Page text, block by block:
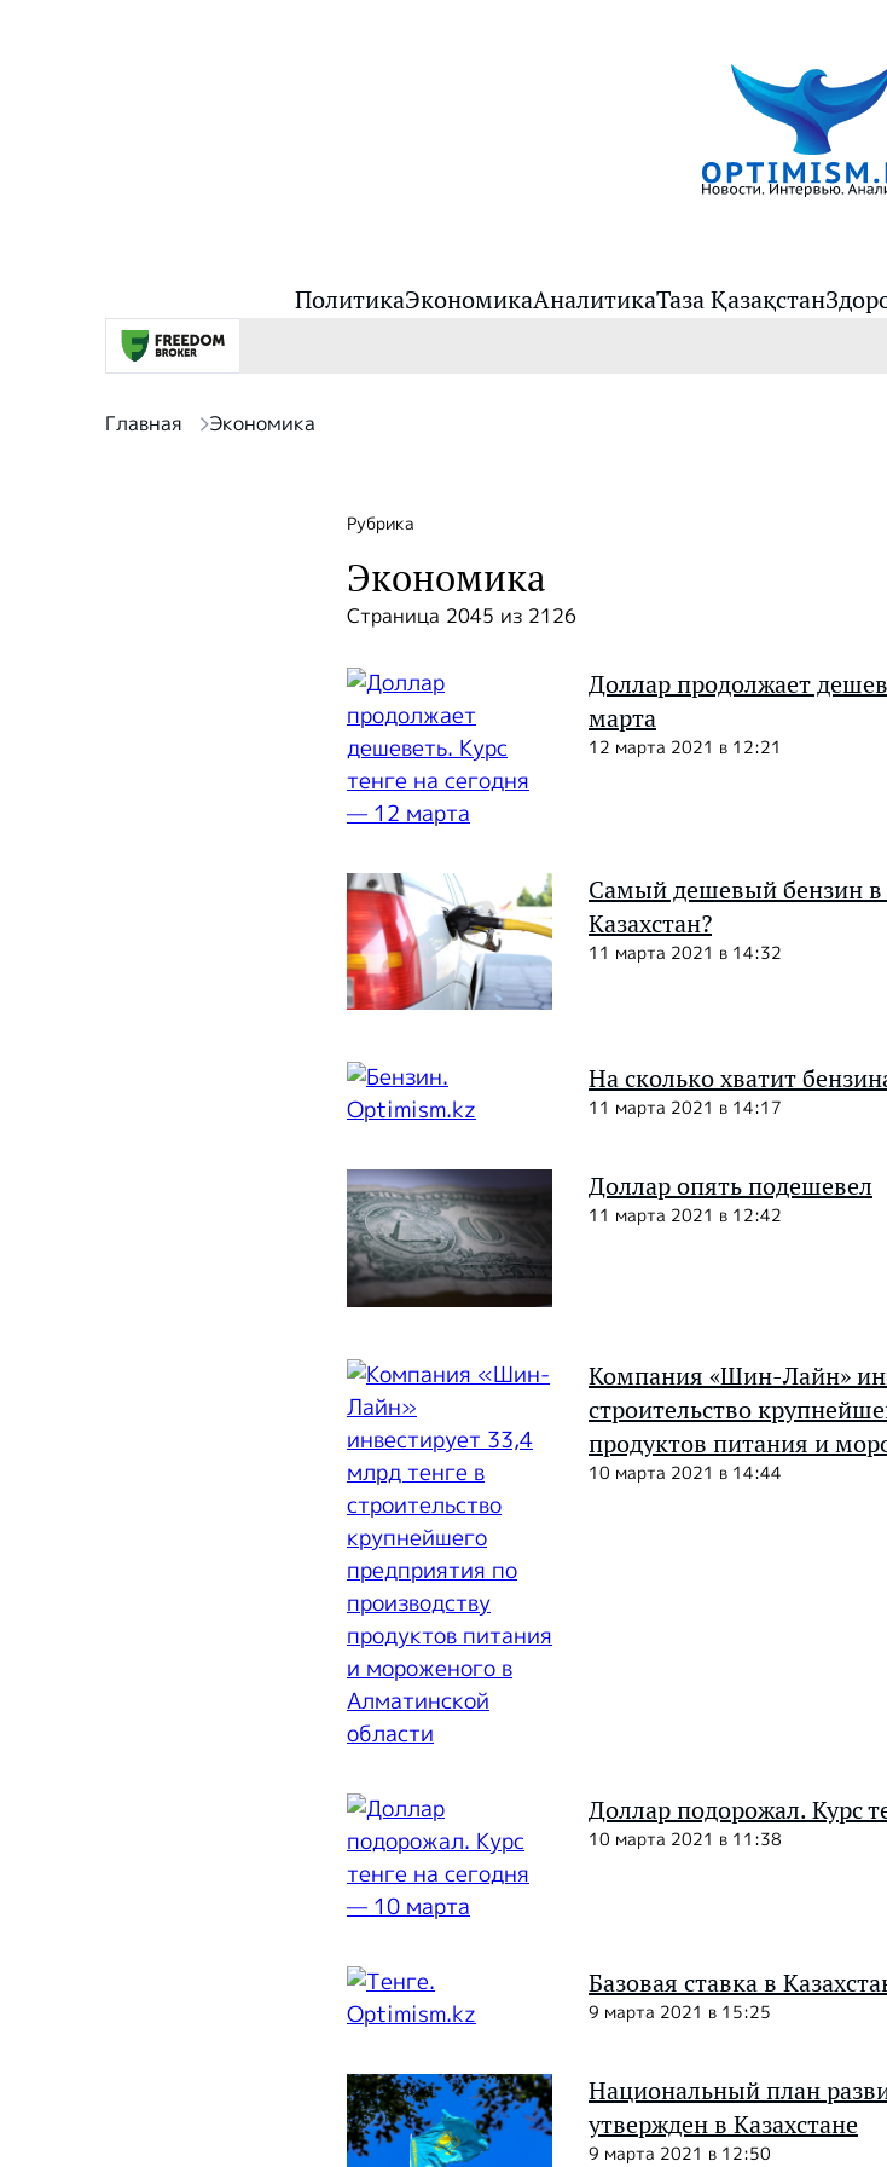
ПолитикаЭкономикаАналитикаТаза Қазақстан
Главная Экономика
Рубрика
Экономика
Страница 2045 из 2126
Доллар продолжает
марта
12 марта 2021 в 12:21
Самый дешевый бензин в
Казахстан?
11 марта 2021 в 14:32
На сколько хватит
11 марта 2021 в 14:17
Доллар опять подешевел
11 марта 2021 в 12:42
Компания «Шин-Лайн»
строительство
продуктов питания и
10 марта 2021 в 14:44
Доллар подорожал. Курс
10 марта 2021 в 11:38
Базовая ставка в
9 марта 2021 в 15:25
Национальный план
утвержден в Казахстане
9 марта 2021 в 12:50